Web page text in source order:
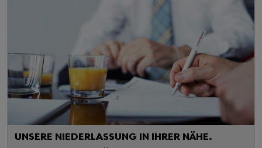
Kundenportal / Login
Datenschutzerklärung für Kunden
UNSERE NIEDERLASSUNG IN IHRER NÄHE.